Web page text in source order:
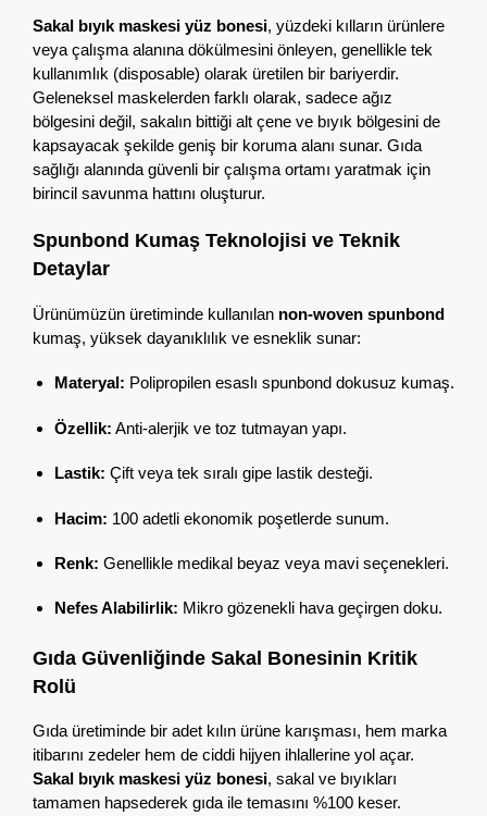
Sakal bıyık maskesi yüz bonesi, yüzdeki kılların ürünlere
veya çalışma alanına dökülmesini önleyen, genellikle tek
kullanımlık (disposable) olarak üretilen bir bariyerdir.
Geleneksel maskelerden farklı olarak, sadece ağız
bölgesini değil, sakalın bittiği alt çene ve bıyık bölgesini de
kapsayacak şekilde geniş bir koruma alanı sunar. Gıda
sağlığı alanında güvenli bir çalışma ortamı yaratmak için
birincil savunma hattını oluşturur.
Spunbond Kumaş Teknolojisi ve Teknik
Detaylar
Ürünümüzün üretiminde kullanılan non-woven spunbond
kumaş, yüksek dayanıklılık ve esneklik sunar:
Materyal: Polipropilen esaslı spunbond dokusuz kumaş.
Özellik: Anti-alerjik ve toz tutmayan yapı.
Lastik: Çift veya tek sıralı gipe lastik desteği.
Hacim: 100 adetli ekonomik poşetlerde sunum.
Renk: Genellikle medikal beyaz veya mavi seçenekleri.
Nefes Alabilirlik: Mikro gözenekli hava geçirgen doku.
Gıda Güvenliğinde Sakal Bonesinin Kritik
Rolü
Gıda üretiminde bir adet kılın ürüne karışması, hem marka
itibarını zedeler hem de ciddi hijyen ihlallerine yol açar.
Sakal bıyık maskesi yüz bonesi, sakal ve bıyıkları
tamamen hapsederek gıda ile temasını %100 keser.